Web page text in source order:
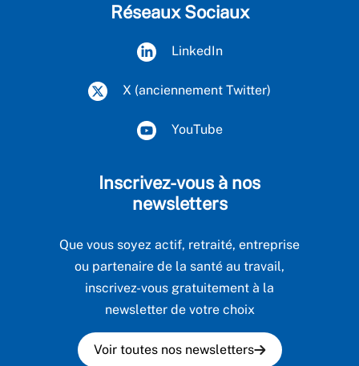
Réseaux Sociaux
LinkedIn
X (anciennement Twitter)
YouTube
Inscrivez-vous à nos
newsletters
Que vous soyez actif, retraité, entreprise
ou partenaire de la santé au travail,
inscrivez-vous gratuitement à la
newsletter de votre choix
Voir toutes nos newsletters